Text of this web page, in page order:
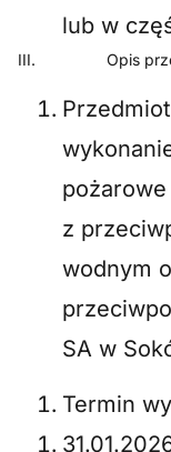
lub w
III. Opis
z
wodnym
SA w
Termin